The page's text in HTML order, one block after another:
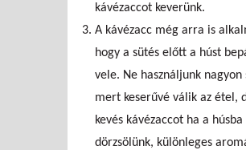
kávézaccot keverünk.
A kávézacc még arra is
hogy a sütés előtt a húst
vele. Ne használjunk nagyon
mert keserűvé válik az étel,
kevés kávézaccot ha a húsba
dörzsölünk, különleges